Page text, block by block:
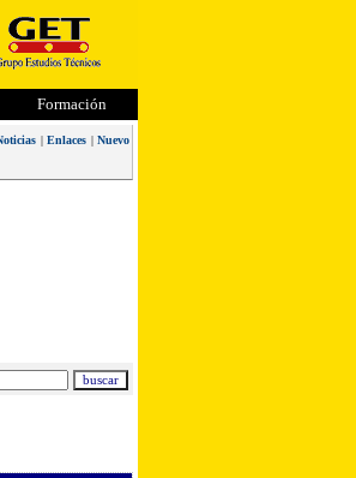
Formación
| Enlaces | Nuevo